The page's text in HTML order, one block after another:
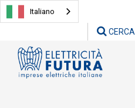
Italiano
CERCA